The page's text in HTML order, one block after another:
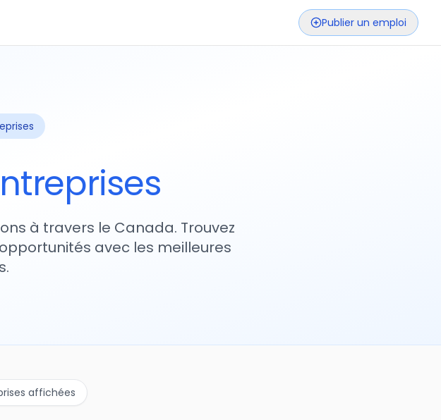
Publier un emploi
à travers le Canada. Trouvez
avec les meilleures
affichées